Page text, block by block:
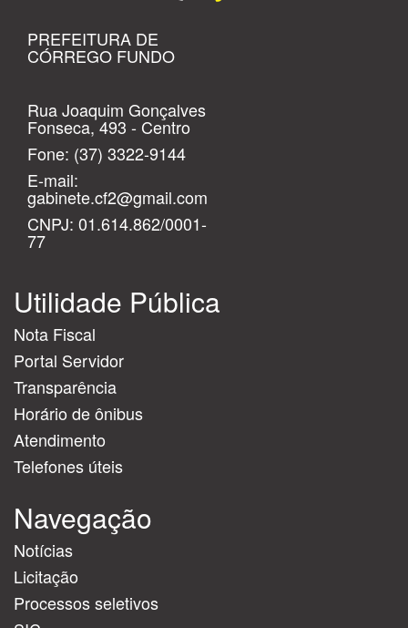
PREFEITURA DE
CÓRREGO FUNDO
Rua Joaquim Gonçalves
Fonseca, 493 - Centro
Fone: (37) 3322-9144
E-mail:
gabinete.cf2@gmail.com
CNPJ: 01.614.862/0001-
77
Utilidade Pública
Nota Fiscal
Portal Servidor
Transparência
Horário de ônibus
Atendimento
Telefones úteis
Navegação
Notícias
Licitação
Processos seletivos